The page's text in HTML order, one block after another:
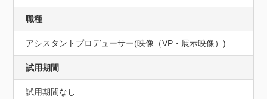
職種
アシスタントプロデューサー(映像（VP・展示映像）)
試用期間
試用期間なし